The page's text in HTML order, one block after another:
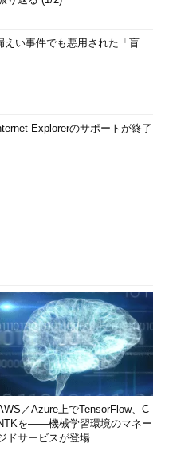
えい事件でも悪用された「盲
Explorerのサポートが終了
／Azure上でTensorFlow、C
を――機械学習環境のマネー
ドサービスが登場